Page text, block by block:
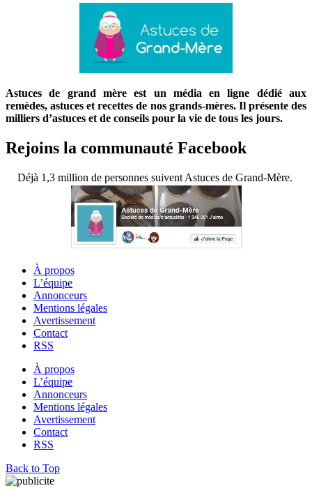
Astuces de grand mère est un média en ligne dédié aux
remèdes, astuces et recettes de nos grands-mères. Il présente des
milliers d’astuces et de conseils pour la vie de tous les jours.
Rejoins la communauté Facebook
Déjà 1,3 million de personnes suivent Astuces de Grand-Mère.
À propos
L’équipe
Annonceurs
Mentions légales
Avertissement
Contact
RSS
À propos
L’équipe
Annonceurs
Mentions légales
Avertissement
Contact
RSS
Back to Top